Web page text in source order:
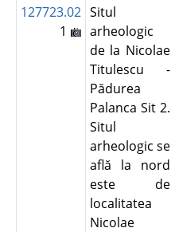
127723.02
1
Situl
arheologic
de la Nicolae
Titulescu -
Pădurea
Palanca Sit 2.
Situl
arheologic se
află la nord
este de
localitatea
Nicolae